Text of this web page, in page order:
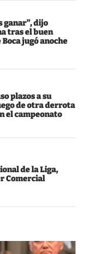
ganar”, dijo
tras el buen
jugó anoche
plazos a su
de otra derrota
el campeonato
de la Liga,
Comercial